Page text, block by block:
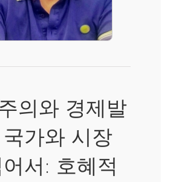
의와 경제발
가와 시장
서: 호혜적